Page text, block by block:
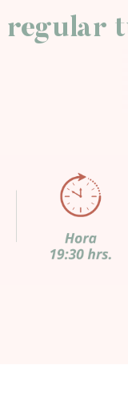
regular